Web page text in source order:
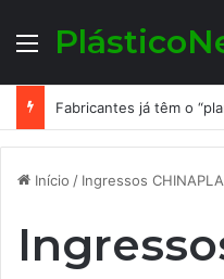
Menu
Início / Ingressos